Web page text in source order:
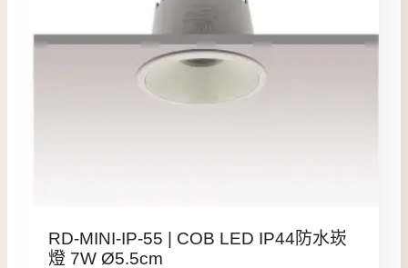
RD-MINI-IP-55 | COB LED IP44防水崁
燈 7W Ø5.5cm